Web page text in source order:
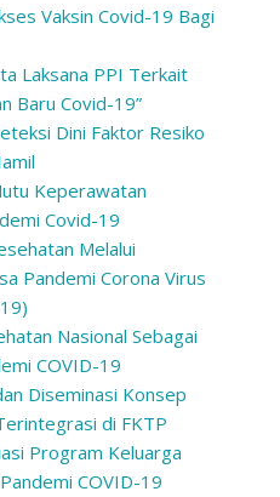
Vaksin Covid-19 Bagi
Laksana PPI Terkait
Baru Covid-19”
Dini Faktor Resiko
Keperawatan
Covid-19
Melalui
Pandemi Corona Virus
Nasional Sebagai
COVID-19
Diseminasi Konsep
di FKTP
Program Keluarga
COVID-19